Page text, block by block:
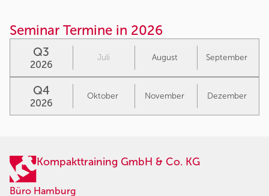
Seminar Termine in 2026
Q3
2026
Juli August September
Q4
2026
Oktober November Dezember
Kompakttraining GmbH & Co. KG
Büro Hamburg